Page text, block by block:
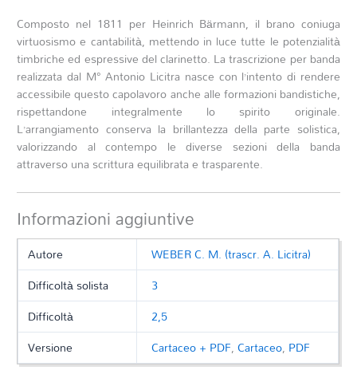
Composto nel 1811 per Heinrich Bärmann, il brano coniuga
virtuosismo e cantabilità, mettendo in luce tutte le potenzialità
timbriche ed espressive del clarinetto. La trascrizione per banda
realizzata dal M°Antonio Licitra nasce con l’intento di rendere
accessibile questo capolavoro anche alle formazioni bandistiche,
rispettandone integralmente lo spirito originale.
L’arrangiamento conserva la brillantezza della parte solistica,
valorizzando al contempo le diverse sezioni della banda
attraverso una scrittura equilibrata e trasparente.
Informazioni aggiuntive
Autore
WEBER C. M. (trascr. A. Licitra)
Difficoltà solista
3
Difficoltà
2,5
Versione
Cartaceo + PDF,Cartaceo, PDF